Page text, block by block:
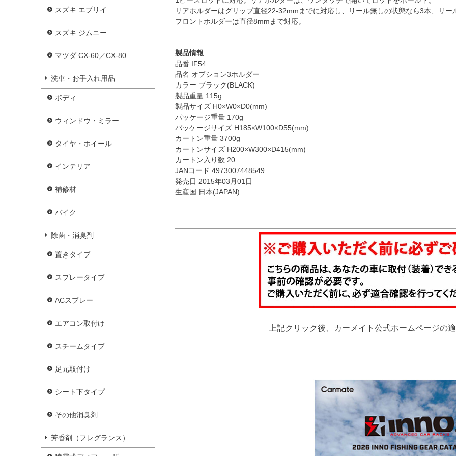
スズキ エブリイ
スズキ ジムニー
マツダ CX-60／CX-80
洗車・お手入れ用品
ボディ
ウィンドウ・ミラー
タイヤ・ホイール
インテリア
補修材
バイク
除菌・消臭剤
置きタイプ
スプレータイプ
ACスプレー
エアコン取付け
スチームタイプ
足元取付け
シート下タイプ
その他消臭剤
芳香剤（フレグランス）
リアホルダーはグリップ直径22-32mmまでに対応し、リール無しの状態なら3本、リー
フロントホルダーは直径8mmまで対応。
製品情報
品番 IF54
品名 オプション3ホルダー
カラー ブラック(BLACK)
製品重量 115g
製品サイズ H0×W0×D0(mm)
パッケージ重量 170g
パッケージサイズ H185×W100×D55(mm)
カートン重量 3700g
カートンサイズ H200×W300×D415(mm)
カートン入り数 20
JANコード 4973007448549
発売日 2015年03月01日
生産国 日本(JAPAN)
上記クリック後、カーメイト公式ホームページの